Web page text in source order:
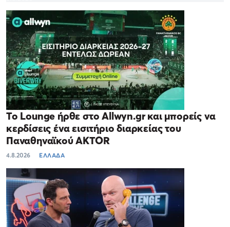
Το Lounge ήρθε στο Allwyn.gr και μπορείς να
κερδίσεις ένα εισιτήριο διαρκείας του
Παναθηναϊκού AKTOR
4.8.2026 ΕΛΛΑΔΑ